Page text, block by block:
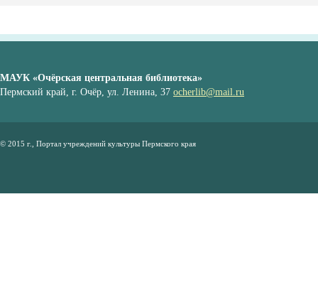
МАУК «Очёрская центральная библиотека»
Пермский край, г. Очёр, ул. Ленина, 37 ocherlib@mail.ru
© 2015 г., Портал учреждений культуры Пермского края